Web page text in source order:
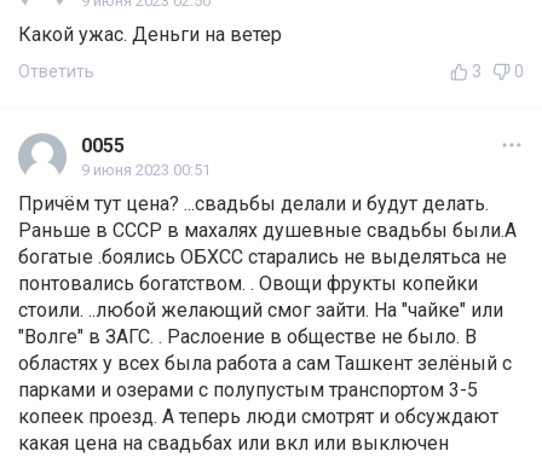
Какой ужас. Деньги на ветер
Ответить 3 0
0055
9 июня 2023 00:51
Причём тут цена? ...свадьбы делали и будут делать.
Раньше в СССР в махалях душевные свадьбы были.А
богатые .боялись ОБХСС старались не выделятьса не
понтовались богатством. . Овощи фрукты копейки
стоили. ..любой желающий смог зайти. На "чайке" или
"Волге" в ЗАГС. . Раслоение в обществе не было. В
областях у всех была работа а сам Ташкент зелёный с
парками и озерами с полупустым транспортом 3-5
копеек проезд. А теперь люди смотрят и обсуждают
какая цена на свадьбах или вкл или выключен